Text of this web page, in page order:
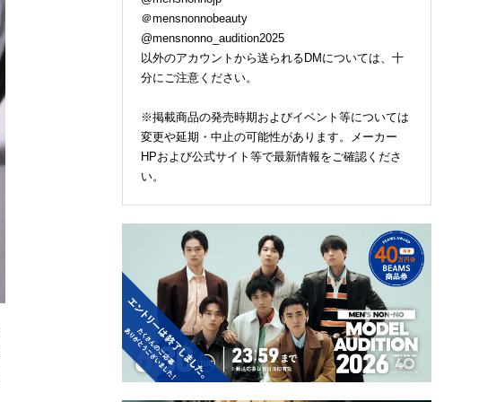
＠mensnonnobeauty
@mensnonno_audition2025
以外のアカウントから送られるDMについては、十
分にご注意ください。
※掲載商品の発売時期およびイベント等については
変更や延期・中止の可能性があります。メーカー
HPおよび公式サイト等で最新情報をご確認くださ
い。